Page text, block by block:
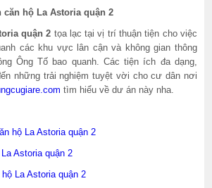
hộ La Astoria quận 2
quận 2 tọa lạc tại vị trí thuận tiện cho việc
các khu vực lân cận và không gian thông
Ông Tố bao quanh. Các tiện ích đa dạng,
những trải nghiệm tuyệt vời cho cư dân nơi
tìm hiểu về dư án này nha.
hộ La Astoria quận 2
Astoria quận 2
La Astoria quận 2